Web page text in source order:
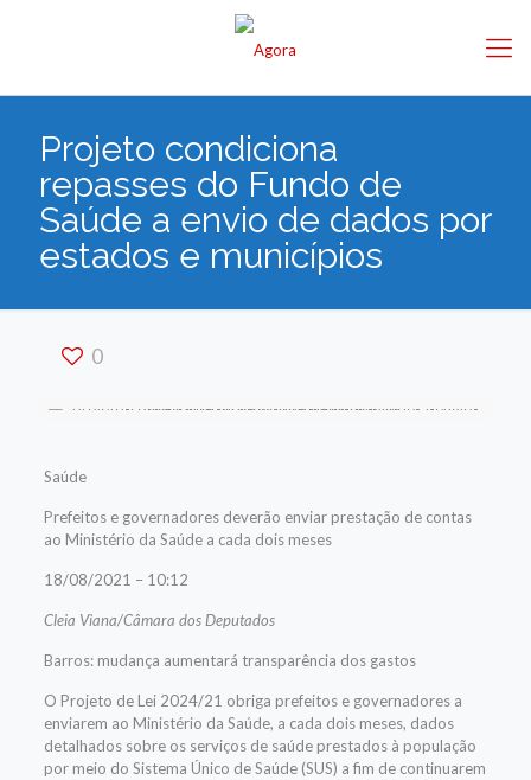
Projeto condiciona
repasses do Fundo de
Saúde a envio de dados por
estados e municípios
0
Saúde
Prefeitos e governadores deverão enviar prestação de contas
ao Ministério da Saúde a cada dois meses
18/08/2021 – 10:12
Cleia Viana/Câmara dos Deputados
Barros: mudança aumentará transparência dos gastos
O Projeto de Lei 2024/21 obriga prefeitos e governadores a
enviarem ao Ministério da Saúde, a cada dois meses, dados
detalhados sobre os serviços de saúde prestados à população
por meio do Sistema Único de Saúde (SUS) a fim de continuarem